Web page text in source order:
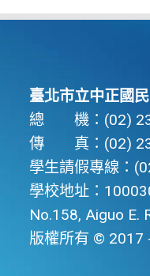
臺北市立中正國
總 機：(02)
傳 真：(02)
學生請假專線：
學校地址：
No.158, Aiguo E.
版權所有 © 2017